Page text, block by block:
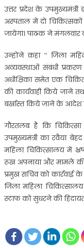
उत्तर प्रदेश के
अस्पताल में दो चिकित्सकों
जायेगा। पाठक ने मंगलवार
उन्होंने कहा ‘‘ जिला
अव्यवस्थाओं संबंधी प्रकरण
अधीक्षिका समेत एक
की कार्यवाही किये जाने
बर्खास्त किये जाने के आदेश
गौरतलब है कि चिकित्सा
उपमुख्यमंत्री का रवैया
महिला चिकित्सालय में
रूख अपनाया और मामले की
प्रमुख सचिव को कार्रवाई
जिला महिला
स्टाफ को सुधरने की हिदायत